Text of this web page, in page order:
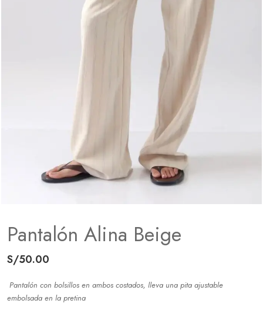
Pantalón Alina Beige
S/50.00
Pantalón con bolsillos en ambos costados, lleva una pita ajustable
embolsada en la pretina